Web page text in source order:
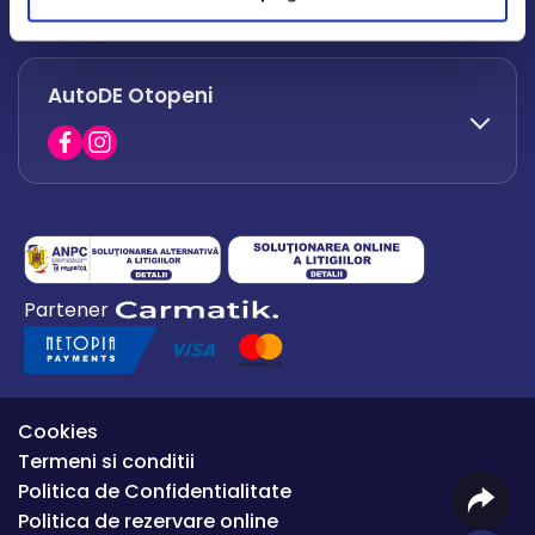
office.afumati@autode.ro
0730 063 852
0730 063 851
AutoDE Otopeni
0754 649 360
office.premium@autode.ro
Partener
Cookies
Termeni si conditii
Politica de Confidentialitate
Politica de rezervare online